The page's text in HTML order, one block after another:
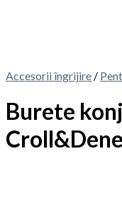
Accesorii îngrijire /
Burete